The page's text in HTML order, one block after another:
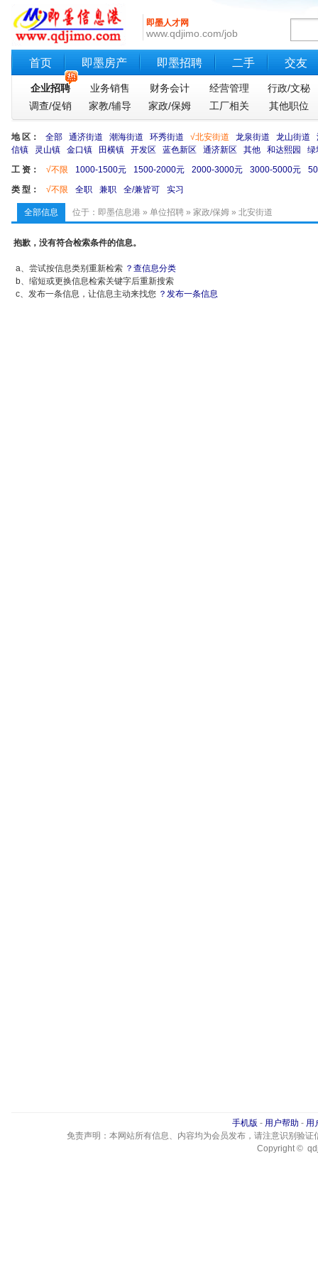
即墨人才网
www.qdjimo.com/job
首页 即墨房产 即墨招聘 二手 交友
企业招聘 业务销售 财务会计 经营管理
行政/文秘
调查/促销
家教/辅导 家政/保姆 工厂相关 其他职位
地 区： 全部 通济街道 潮海街道 环秀街道 √北安街道 龙泉街道 龙山街道
信镇
灵山镇 金口镇 田横镇 开发区 蓝色新区 通济新区 其他 和达熙园
绿
工 资：
√不限 1000-1500元 1500-2000元 2000-3000元 3000-5000元
类 型：
√不限 全职 兼职 全/兼皆可 实习
全部信息 位于： 即墨信息港 » 单位招聘 » 家政/保姆 » 北安街道
抱歉，没有符合检索条件的信息。
a、尝试按信息类别重新检索 ？查信息分类
b、缩短或更换信息检索关键字后重新搜索
c、发布一条信息，让信息主动来找您 ？发布一条信息
手机版 - 用户帮助 - 用
免责声明：本网站所有信息、内容均为会员发布，请注意识别验
Copyright ©